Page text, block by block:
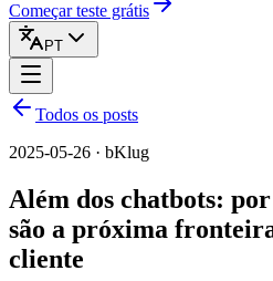
Começar teste grátis
PT
Todos os posts
2025-05-26 · bKlug
Além dos chatbots:
são a próxima
cliente